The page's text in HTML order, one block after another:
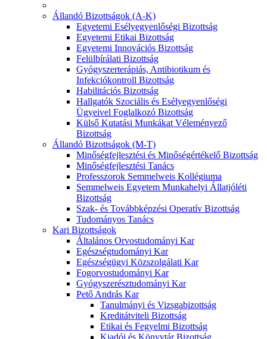
Állandó Bizottságok (A-K)
Egyetemi Esélyegyenlőségi Bizottság
Egyetemi Etikai Bizottság
Egyetemi Innovációs Bizottság
Felülbírálati Bizottság
Gyógyszerterápiás, Antibiotikum és
Infekciókontroll Bizottság
Habilitációs Bizottság
Hallgatók Szociális és Esélyegyenlőségi
Ügyeivel Foglalkozó Bizottság
Külső Kutatási Munkákat Véleményező
Bizottság
Állandó Bizottságok (M-T)
Minőségfejlesztési és Minőségértékelő Bizottság
Minőségfejlesztési Tanács
Professzorok Semmelweis Kollégiuma
Semmelweis Egyetem Munkahelyi Állatjóléti
Bizottság
Szak- és Továbbképzési Operatív Bizottság
Tudományos Tanács
Kari Bizottságok
Általános Orvostudományi Kar
Egészségtudományi Kar
Egészségügyi Közszolgálati Kar
Fogorvostudományi Kar
Gyógyszerésztudományi Kar
Pető András Kar
Tanulmányi és Vizsgabizottság
Kreditátviteli Bizottság
Etikai és Fegyelmi Bizottság
Kiadói és Könyvtár Bizottság